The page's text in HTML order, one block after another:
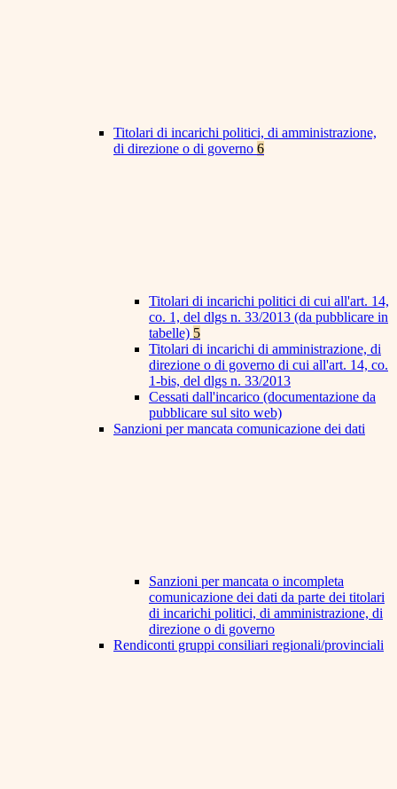
Titolari di incarichi politici, di amministrazione,
di direzione o di governo 6
Titolari di incarichi politici di cui all'art. 14,
co. 1, del dlgs n. 33/2013 (da pubblicare in
tabelle) 5
Titolari di incarichi di amministrazione, di
direzione o di governo di cui all'art. 14, co.
1-bis, del dlgs n. 33/2013
Cessati dall'incarico (documentazione da
pubblicare sul sito web)
Sanzioni per mancata comunicazione dei dati
Sanzioni per mancata o incompleta
comunicazione dei dati da parte dei titolari
di incarichi politici, di amministrazione, di
direzione o di governo
Rendiconti gruppi consiliari regionali/provinciali